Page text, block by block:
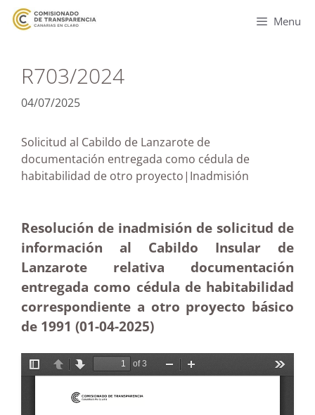
Menu
R703/2024
04/07/2025
Solicitud al Cabildo de Lanzarote de
documentación entregada como cédula de
habitabilidad de otro proyecto|Inadmisión
Resolución de inadmisión de solicitud de
información al Cabildo Insular de
Lanzarote relativa documentación
entregada como cédula de habitabilidad
correspondiente a otro proyecto básico
de 1991 (01-04-2025)